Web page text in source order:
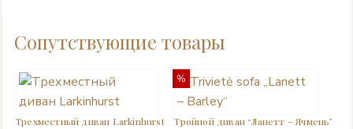
Сопутствующие товары
Трехместный диван Larkinhurst
%
Тройной диван “Ланетт – Ячмень”